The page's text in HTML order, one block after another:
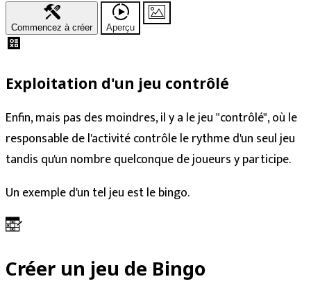
Commencez à créer Aperçu
Exploitation d'un jeu contrôlé
Enfin, mais pas des moindres, il y a le jeu "contrôlé", où le
responsable de l'activité contrôle le rythme d'un seul jeu
tandis qu'un nombre quelconque de joueurs y participe.
Un exemple d'un tel jeu est le bingo.
Créer un jeu de Bingo